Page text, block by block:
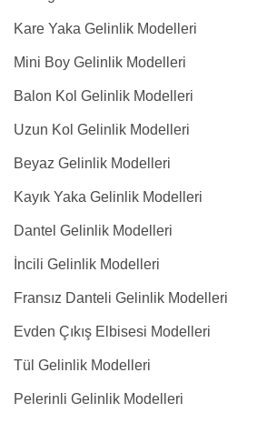
Kare Yaka Gelinlik Modelleri
Mini Boy Gelinlik Modelleri
Balon Kol Gelinlik Modelleri
Uzun Kol Gelinlik Modelleri
Beyaz Gelinlik Modelleri
Kayık Yaka Gelinlik Modelleri
Dantel Gelinlik Modelleri
İncili Gelinlik Modelleri
Fransız Danteli Gelinlik Modelleri
Evden Çıkış Elbisesi Modelleri
Tül Gelinlik Modelleri
Pelerinli Gelinlik Modelleri